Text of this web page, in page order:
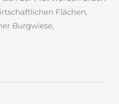
Flächen,
Burgwiese,